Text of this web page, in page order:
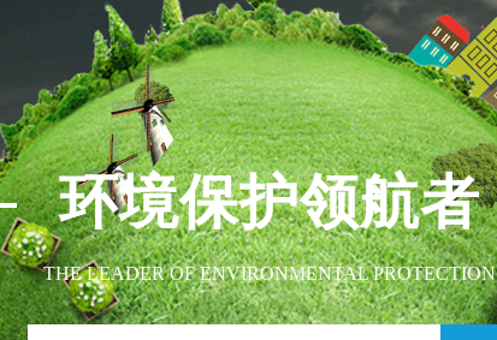
环境保护领航者
THE LEADER OF ENVIRONMENTAL PROTECTION